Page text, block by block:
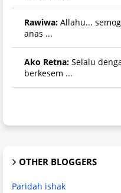
Rawiwa: Allahu...
anas ...
Ako Retna: Selalu
berkesem ...
OTHER BLOGGERS
Paridah ishak